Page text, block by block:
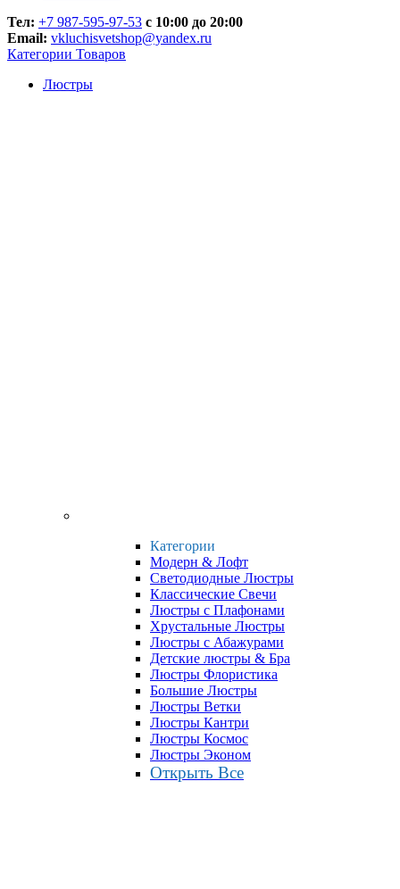
Тел: +7 987-595-97-53 с 10:00 до 20:00
Email: vkluchisvetshop@yandex.ru
Категории Товаров
Люстры
Категории
Модерн & Лофт
Светодиодные Люстры
Классические Свечи
Люстры с Плафонами
Хрустальные Люстры
Люстры с Абажурами
Детские люстры & Бра
Люстры Флористика
Большие Люстры
Люстры Ветки
Люстры Кантри
Люстры Космос
Люстры Эконом
Открыть Все